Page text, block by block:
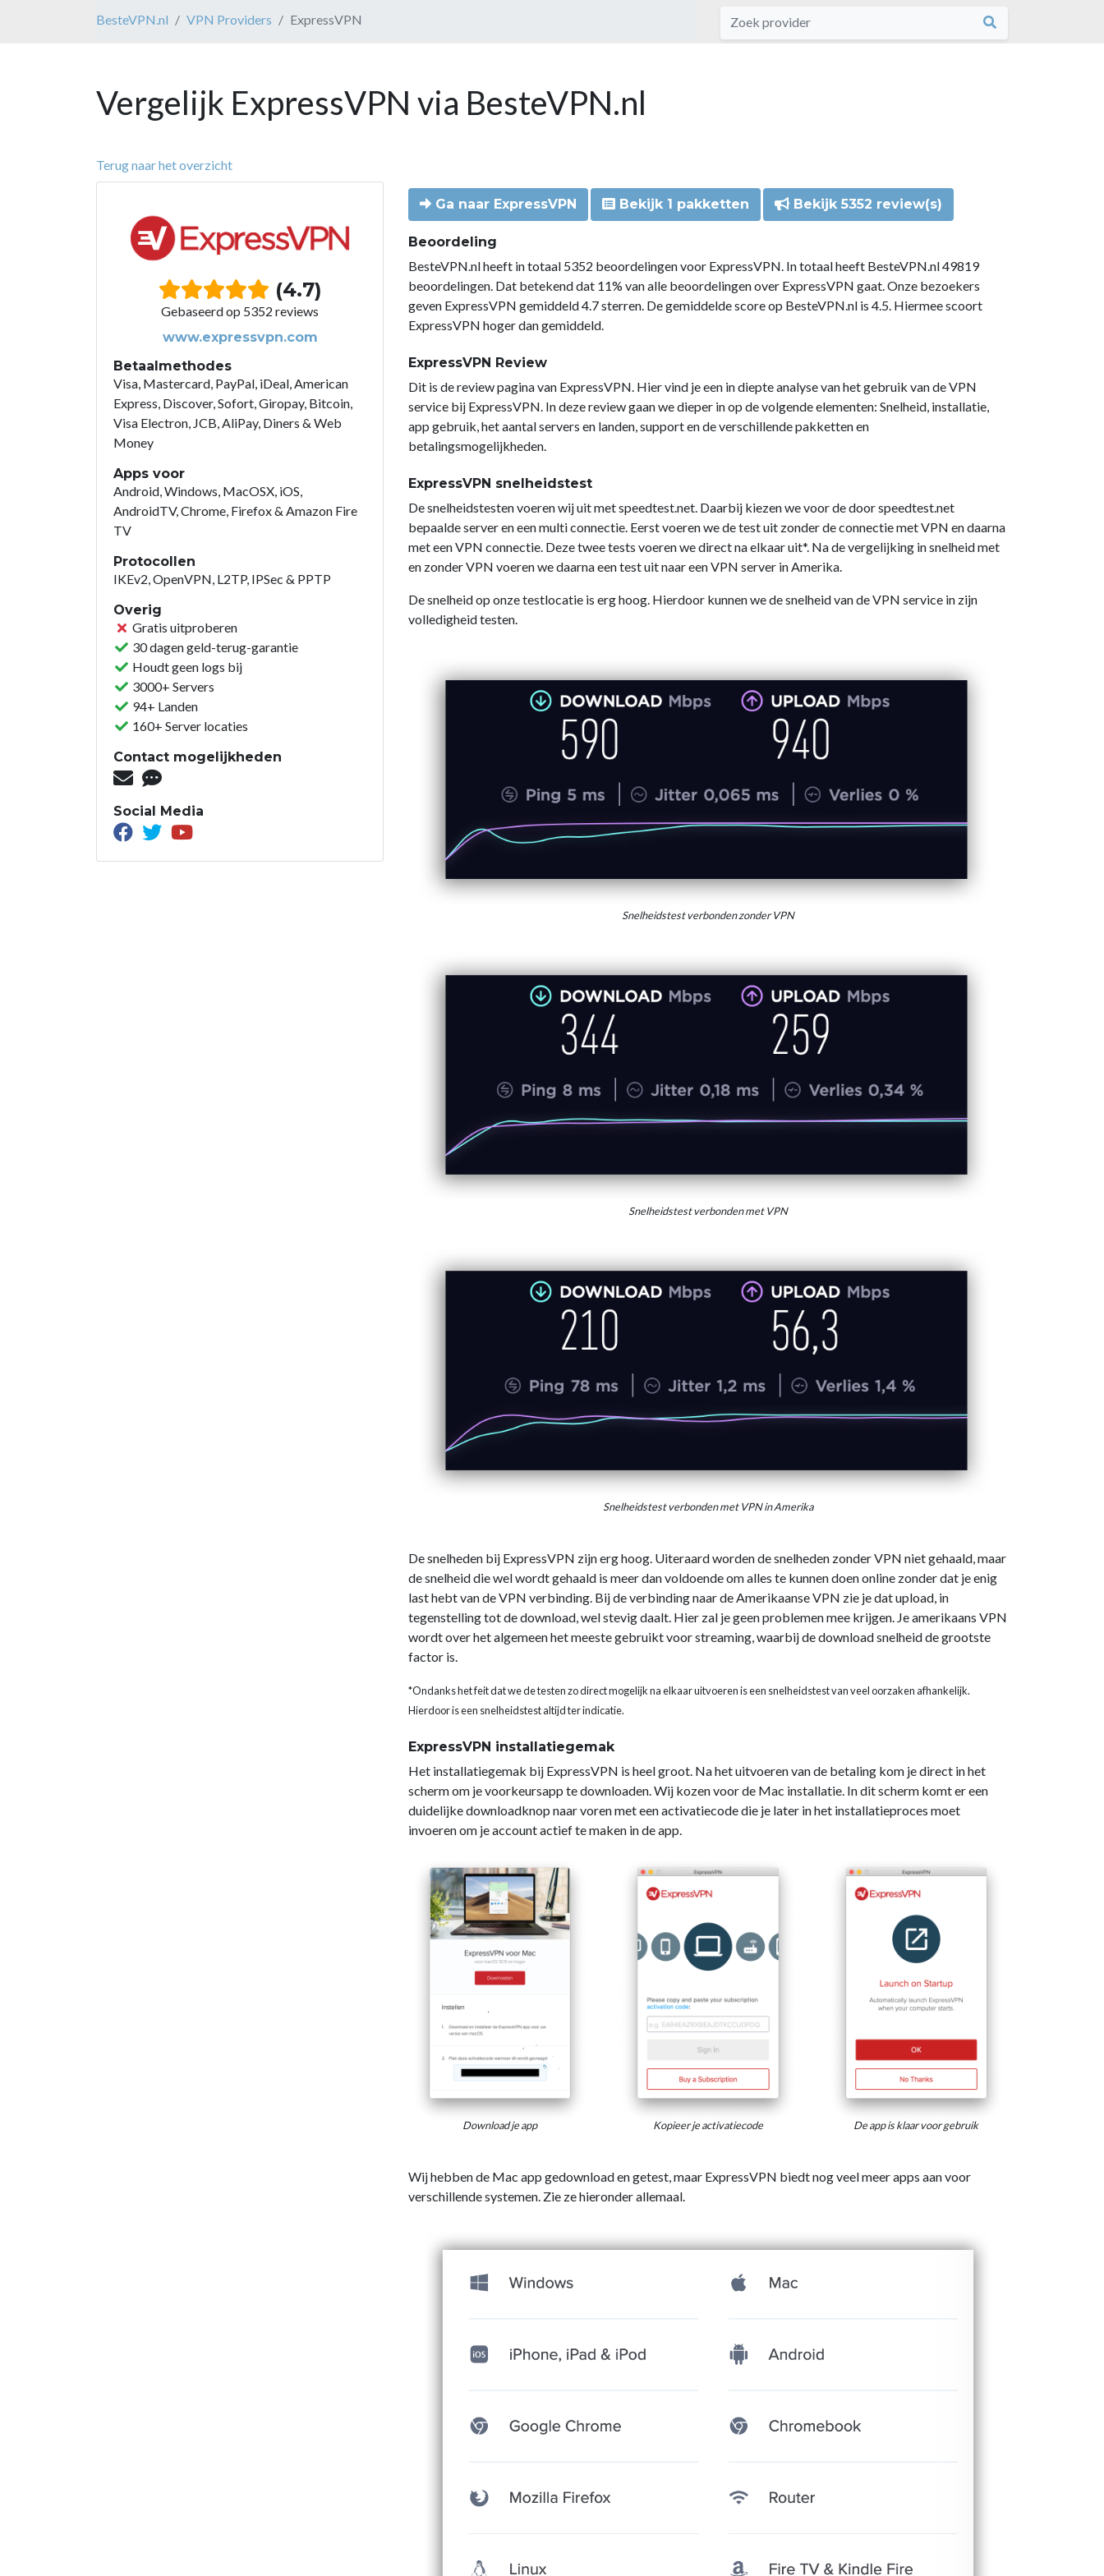
BesteVPN.nl VPN Providers ExpressVPN
Vergelijk ExpressVPN via BesteVPN.nl
Terug naar het overzicht
(4.7)
Gebaseerd op 5352 reviews
www.expressvpn.com
Betaalmethodes
Visa, Mastercard, PayPal, iDeal, American
Express, Discover, Sofort, Giropay, Bitcoin,
Visa Electron, JCB, AliPay, Diners & Web
Money
Apps voor
Android, Windows, MacOSX, iOS,
AndroidTV, Chrome, Firefox & Amazon Fire
TV
Protocollen
IKEv2, OpenVPN, L2TP, IPSec & PPTP
Overig
Gratis uitproberen
30 dagen geld-terug-garantie
Houdt geen logs bij
3000+ Servers
94+ Landen
160+ Server locaties
Contact mogelijkheden
Social Media
Ga naar ExpressVPN Bekijk 1 pakketten Bekijk 5352 review(s)
Beoordeling
BesteVPN.nl heeft in totaal 5352 beoordelingen voor ExpressVPN. In totaal heeft BesteVPN.nl 49819
beoordelingen. Dat betekend dat 11% van alle beoordelingen over ExpressVPN gaat. Onze bezoekers
geven ExpressVPN gemiddeld 4.7 sterren. De gemiddelde score op BesteVPN.nl is 4.5. Hiermee scoort
ExpressVPN hoger dan gemiddeld.
ExpressVPN Review
Dit is de review pagina van ExpressVPN. Hier vind je een in diepte analyse van het gebruik van de VPN
service bij ExpressVPN. In deze review gaan we dieper in op de volgende elementen: Snelheid, installatie,
app gebruik, het aantal servers en landen, support en de verschillende pakketten en
betalingsmogelijkheden.
ExpressVPN snelheidstest
De snelheidstesten voeren wij uit met speedtest.net. Daarbij kiezen we voor de door speedtest.net
bepaalde server en een multi connectie. Eerst voeren we de test uit zonder de connectie met VPN en daarna
met een VPN connectie. Deze twee tests voeren we direct na elkaar uit*. Na de vergelijking in snelheid met
en zonder VPN voeren we daarna een test uit naar een VPN server in Amerika.
De snelheid op onze testlocatie is erg hoog. Hierdoor kunnen we de snelheid van de VPN service in zijn
volledigheid testen.
Snelheidstest verbonden zonder VPN
Snelheidstest verbonden met VPN
Snelheidstest verbonden met VPN in Amerika
De snelheden bij ExpressVPN zijn erg hoog. Uiteraard worden de snelheden zonder VPN niet gehaald, maar
de snelheid die wel wordt gehaald is meer dan voldoende om alles te kunnen doen online zonder dat je enig
last hebt van de VPN verbinding. Bij de verbinding naar de Amerikaanse VPN zie je dat upload, in
tegenstelling tot de download, wel stevig daalt. Hier zal je geen problemen mee krijgen. Je amerikaans VPN
wordt over het algemeen het meeste gebruikt voor streaming, waarbij de download snelheid de grootste
factor is.
*Ondanks het feit dat we de testen zo direct mogelijk na elkaar uitvoeren is een snelheidstest van veel oorzaken afhankelijk.
Hierdoor is een snelheidstest altijd ter indicatie.
ExpressVPN installatiegemak
Het installatiegemak bij ExpressVPN is heel groot. Na het uitvoeren van de betaling kom je direct in het
scherm om je voorkeursapp te downloaden. Wij kozen voor de Mac installatie. In dit scherm komt er een
duidelijke downloadknop naar voren met een activatiecode die je later in het installatieproces moet
invoeren om je account actief te maken in de app.
Download je app Kopieer je activatiecode De app is klaar voor gebruik
Wij hebben de Mac app gedownload en getest, maar ExpressVPN biedt nog veel meer apps aan voor
verschillende systemen. Zie ze hieronder allemaal.